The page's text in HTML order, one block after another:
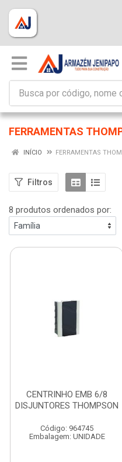
FERRAMENTAS
INÍCIO FERRAMENTAS
Filtros
8 produtos ordenados por:
CENTRINHO EMB 6/8
DISJUNTORES THOMPSON
Código: 964745
Embalagem: UNIDADE